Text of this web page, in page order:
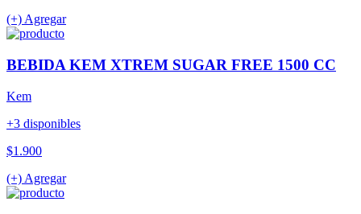
(+) Agregar
BEBIDA KEM XTREM SUGAR FREE 1500 CC
Kem
+3 disponibles
$1.900
(+) Agregar